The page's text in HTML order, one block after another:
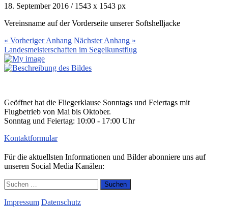
18. September 2016 / 1543 x 1543 px
Vereinsname auf der Vorderseite unserer Softshelljacke
« VorherigerAnhang NächsterAnhang »
Landesmeisterschaften im Segelkunstflug
Geöffnet hat die Fliegerklause Sonntags und Feiertags mit
Flugbetrieb von Mai bis Oktober.
Sonntag und Feiertag: 10:00 - 17:00 Uhr
Kontaktformular
Für die aktuellsten Informationen und Bilder abonniere uns auf
unseren Social Media Kanälen:
Suchen
nach:
Impressum Datenschutz